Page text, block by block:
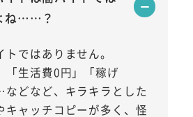
ね……？
ではありません。
「生活費0円」「稼げ
どなど、キラキラとした
キャッチコピーが多く、怪